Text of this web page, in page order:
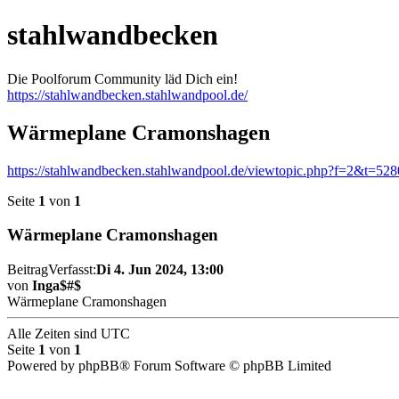
stahlwandbecken
Die Poolforum Community läd Dich ein!
https://stahlwandbecken.stahlwandpool.de/
Wärmeplane Cramonshagen
https://stahlwandbecken.stahlwandpool.de/
Seite 1 von 1
Wärmeplane Cramonshagen
BeitragVerfasst:Di 4. Jun 2024, 13:00
von Inga$#$
Wärmeplane Cramonshagen
Alle Zeiten sind UTC
Seite 1 von 1
Powered by phpBB® Forum Software © phpBB Limited